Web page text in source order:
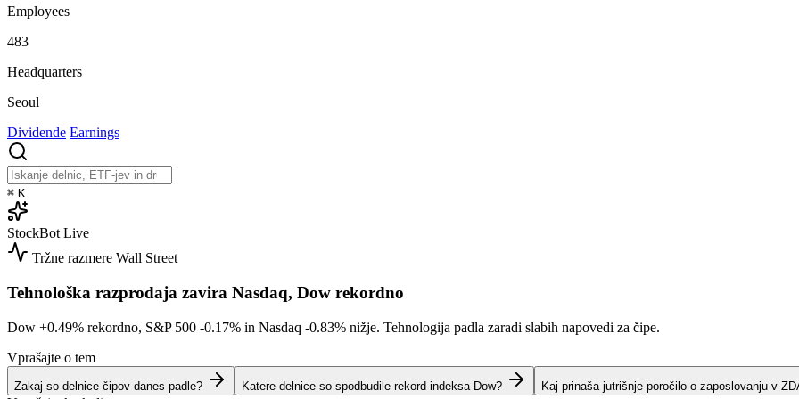
Employees
483
Headquarters
Seoul
Dividende Earnings
⌘ K
StockBot Live
Tržne razmere Wall Street
Tehnološka razprodaja zavira Nasdaq, Dow rekordno
Dow +0.49% rekordno, S&P 500 -0.17% in Nasdaq -0.83% nižje. Tehnologija padla zaradi slabih napovedi za čipe.
Vprašajte o tem
Zakaj so delnice čipov danes padle? Katere delnice so spodbudile rekord indeksa Dow? Kaj prinaša jutrišnje poročilo o zaposlovanju v